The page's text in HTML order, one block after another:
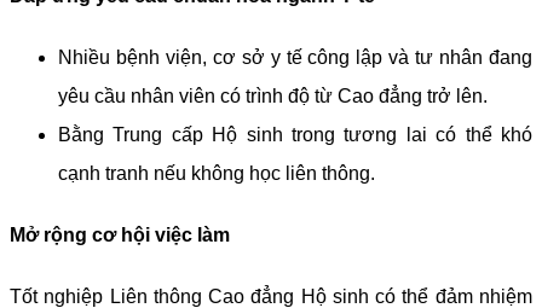
Nhiều bệnh viện, cơ sở y tế công lập và tư nhân đang
yêu cầu nhân viên có trình độ từ Cao đẳng trở lên.
Bằng Trung cấp Hộ sinh trong tương lai có thể khó
cạnh tranh nếu không học liên thông.
Mở rộng cơ hội việc làm
Tốt nghiệp Liên thông Cao đẳng Hộ sinh có thể đảm nhiệm